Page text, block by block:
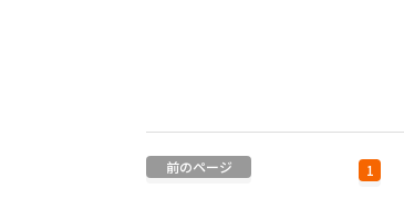
前のページ 1